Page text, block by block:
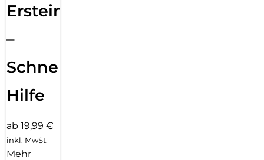
Ersteinrichtung
–
Schnelle
Hilfe
ab 19,99 €
inkl. MwSt.
Mehr